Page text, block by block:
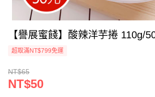
【譽展蜜餞】酸辣洋芋捲 110g/
超取滿NT$799免運
NT$65
NT$50